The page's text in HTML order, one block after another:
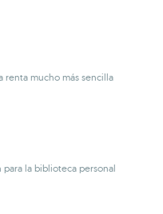
renta mucho más sencilla
la biblioteca personal